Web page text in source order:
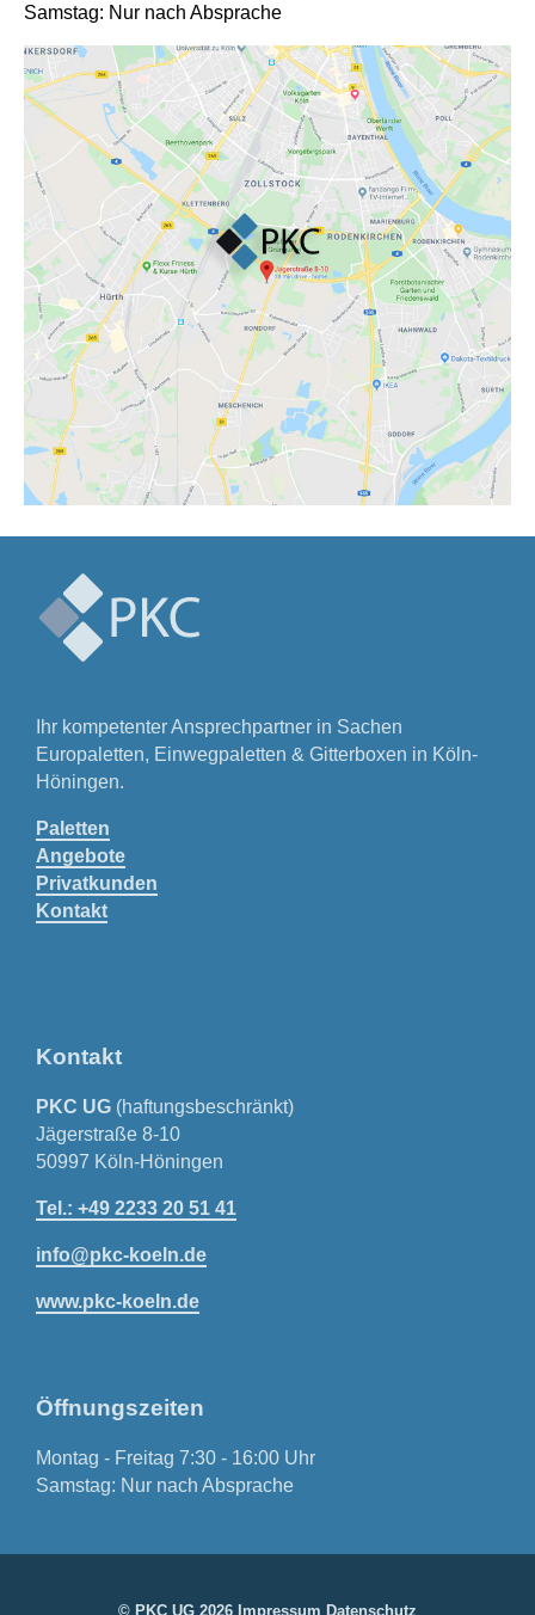
Samstag: Nur nach Absprache
Ihr kompetenter Ansprechpartner in Sachen
Europaletten, Einwegpaletten & Gitterboxen in Köln-
Höningen.
Paletten
Angebote
Privatkunden
Kontakt
Kontakt
PKC UG (haftungsbeschränkt)
Jägerstraße 8-10
50997 Köln-Höningen
Tel.: +49 2233 20 51 41
info@pkc-koeln.de
www.pkc-koeln.de
Öffnungszeiten
Montag - Freitag 7:30 - 16:00 Uhr
Samstag: Nur nach Absprache
© PKC UG 2026 Impressum Datenschutz